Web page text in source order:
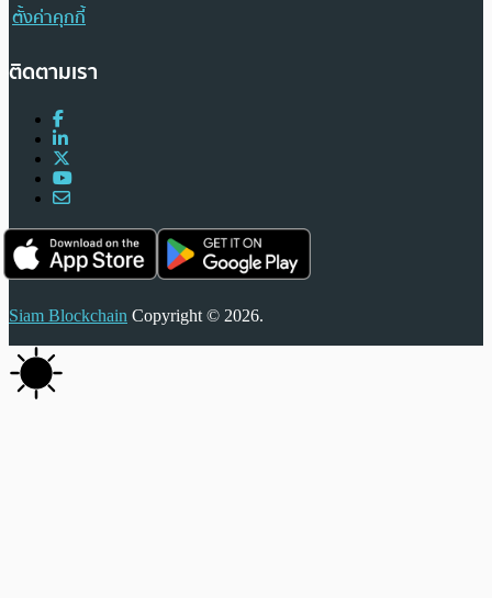
ตั้งค่าคุกกี้
ติดตามเรา
Siam Blockchain Copyright © 2026.